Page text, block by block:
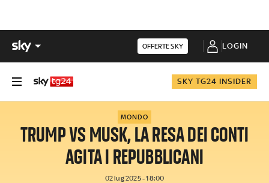
OFFERTE SKY LOGIN
SKY TG24 INSIDER
MONDO
TRUMP VS MUSK, LA RESA DEI CONTI
AGITA I REPUBBLICANI
02 lug 2025 - 18:00